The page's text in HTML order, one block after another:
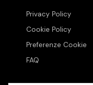
Privacy Policy
Cookie Policy
Preferenze Cookie
FAQ